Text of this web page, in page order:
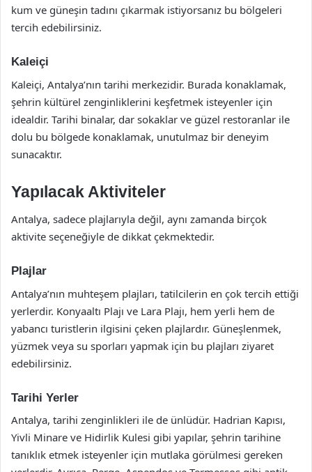
kum ve güneşin tadını çıkarmak istiyorsanız bu bölgeleri
tercih edebilirsiniz.
Kaleiçi
Kaleiçi, Antalya’nın tarihi merkezidir. Burada konaklamak,
şehrin kültürel zenginliklerini keşfetmek isteyenler için
idealdir. Tarihi binalar, dar sokaklar ve güzel restoranlar ile
dolu bu bölgede konaklamak, unutulmaz bir deneyim
sunacaktır.
Yapılacak Aktiviteler
Antalya, sadece plajlarıyla değil, aynı zamanda birçok
aktivite seçeneğiyle de dikkat çekmektedir.
Plajlar
Antalya’nın muhteşem plajları, tatilcilerin en çok tercih ettiği
yerlerdir. Konyaaltı Plajı ve Lara Plajı, hem yerli hem de
yabancı turistlerin ilgisini çeken plajlardır. Güneşlenmek,
yüzmek veya su sporları yapmak için bu plajları ziyaret
edebilirsiniz.
Tarihi Yerler
Antalya, tarihi zenginlikleri ile de ünlüdür. Hadrian Kapısı,
Yivli Minare ve Hidirlik Kulesi gibi yapılar, şehrin tarihine
tanıklık etmek isteyenler için mutlaka görülmesi gereken